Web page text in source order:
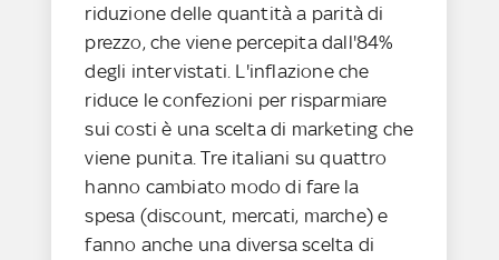
riduzione delle quantità a parità di
prezzo, che viene percepita dall'84%
degli intervistati. L'inflazione che
riduce le confezioni per risparmiare
sui costi è una scelta di marketing che
viene punita. Tre italiani su quattro
hanno cambiato modo di fare la
spesa (discount, mercati, marche) e
fanno anche una diversa scelta di